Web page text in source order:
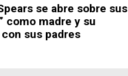
se abre sobre sus
como madre y su
sus padres